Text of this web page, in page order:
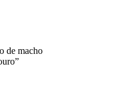
de macho